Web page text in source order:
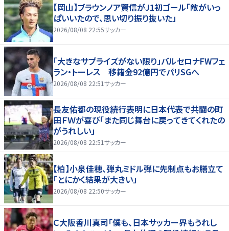
【岡山】ブラウンノア賢信がJ1初ゴール「敵がいっ
ぱいいたので、思い切り振り抜いた」
2026/08/08 22:55サッカー
「大きなサプライズがない限り」バルセロナFWフェ
ラン・トーレス 移籍金92億円でパリSGへ
2026/08/08 22:51サッカー
長友佑都の現役続行表明に日本代表で共闘の町
田ＦＷが喜び「また同じ舞台に戻ってきてくれたの
がうれしい」
2026/08/08 22:51サッカー
【柏】小泉佳穂、弾丸ミドル弾に先制点もお膳立て
「とにかく結果が大きい」
2026/08/08 22:50サッカー
Ｃ大阪香川真司「僕も、日本サッカー界もうれし